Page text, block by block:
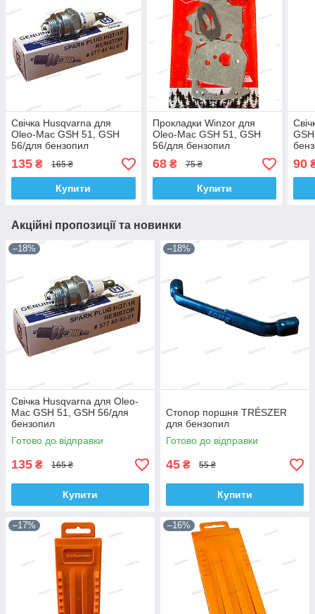
Свічка Husqvarna для
Oleo-Mac GSH 51, GSH
56/для бензопил
135 ₴ 165 ₴
Купити
Прокладки Winzor для
Oleo-Mac GSH 51, GSH
56/для бензопил
68₴ 75 ₴
Купити
90
Акційні пропозиції та новинки
–18%
Свічка Husqvarna для Oleo-
Mac GSH 51, GSH 56/для
бензопил
Готово до відправки
135 ₴ 165 ₴
Купити
–18%
Стопор поршня TRÉSZER
для бензопил
Готово до відправки
45 ₴ 55 ₴
Купити
–17% –16%